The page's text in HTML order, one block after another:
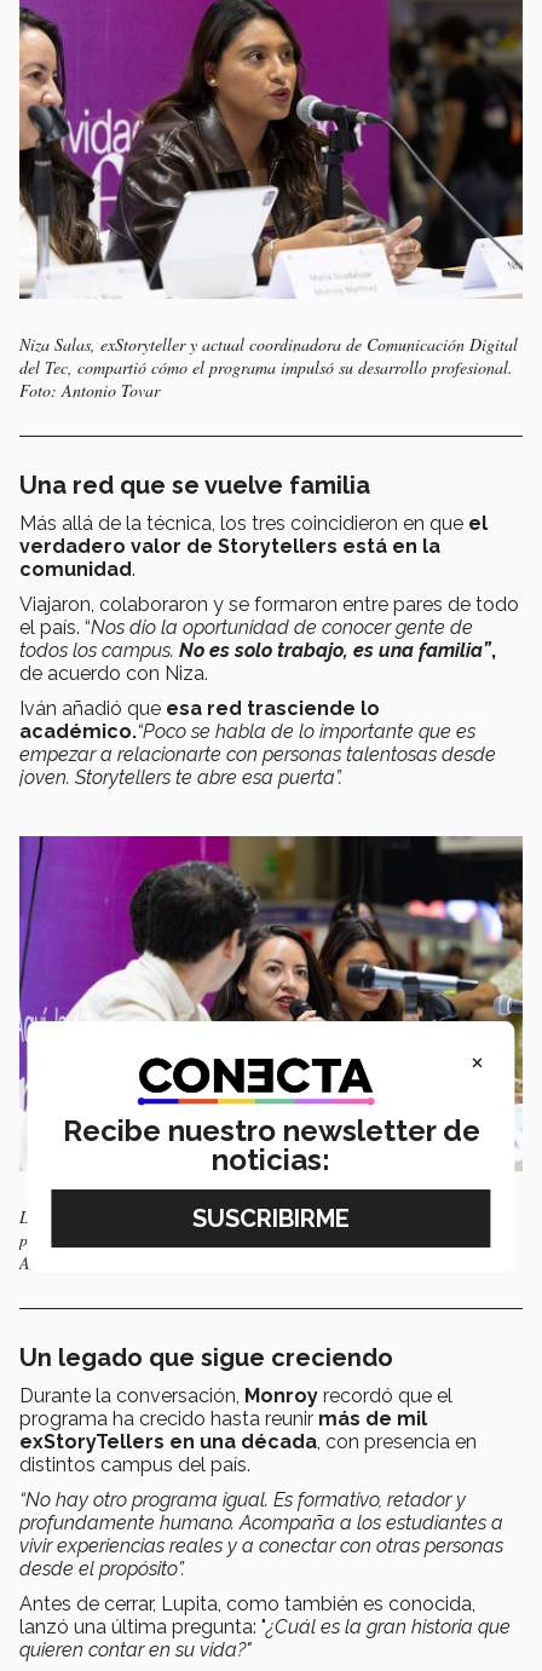
Niza Salas, exStoryteller y actual coordinadora de Comunicación Digital
del Tec, compartió cómo el programa impulsó su desarrollo profesional.
Foto: Antonio Tovar
Una red que se vuelve familia
Más allá de la técnica, los tres coincidieron en que el
verdadero valor de Storytellers está en la
comunidad.
Viajaron, colaboraron y se formaron entre pares de todo
el país. “Nos dio la oportunidad de conocer gente de
todos los campus. No es solo trabajo, es una familia”,
de acuerdo con Niza.
Iván añadió que esa red trasciende lo
académico.“Poco se habla de lo importante que es
empezar a relacionarte con personas talentosas desde
joven. Storytellers te abre esa puerta”.
Lupita Monroy, líder nacional de Storytellers, moderó el conversatorio
por los 10 años del programa durante la FIL Monterrey 2025. / Foto:
Antonio Tovar
Un legado que sigue creciendo
Durante la conversación, Monroy recordó que el
programa ha crecido hasta reunir más de mil
exStoryTellers en una década, con presencia en
distintos campus del país.
“No hay otro programa igual. Es formativo, retador y
profundamente humano. Acompaña a los estudiantes a
vivir experiencias reales y a conectar con otras personas
desde el propósito”.
Antes de cerrar, Lupita, como también es conocida,
lanzó una última pregunta: "¿Cuál es la gran historia que
quieren contar en su vida?"
×
Recibe nuestro newsletter de
noticias: